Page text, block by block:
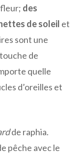
des
de soleil et
sont une
de
quelle
d’oreilles et
de raphia.
pêche avec le